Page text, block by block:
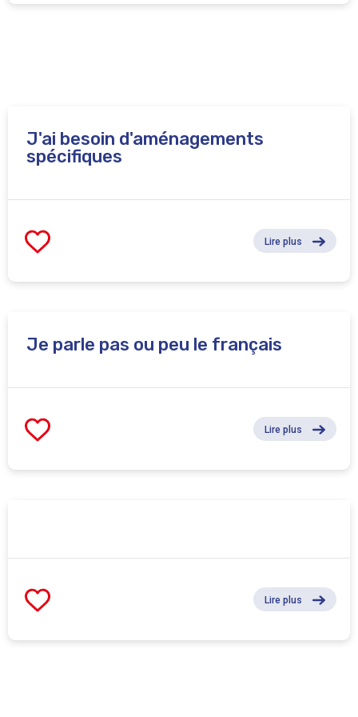
J'ai besoin d'aménagements
spécifiques
Lire plus
Je parle pas ou peu le français
Lire plus
Lire plus